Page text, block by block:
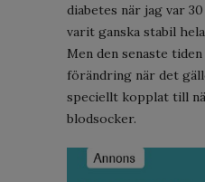
diabetes när jag var
varit ganska stabil
Men den senaste
förändring när det
speciellt kopplat till
blodsocker.